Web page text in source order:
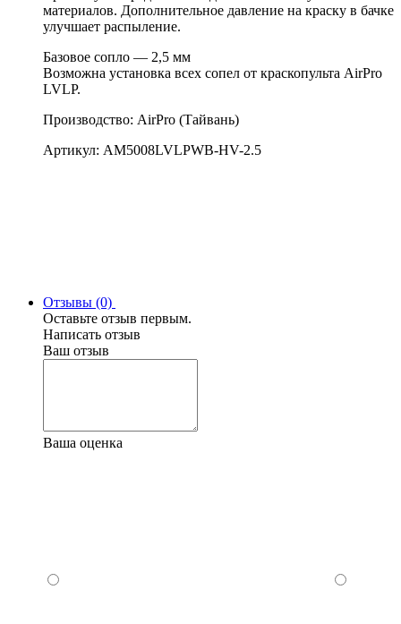
материалов. Дополнительное давление на краску в бачке
улучшает распыление.
Базовое сопло — 2,5 мм
Возможна установка всех сопел от краскопульта AirPro
LVLP.
Производство: AirPro (Тайвань)
Артикул: AM5008LVLPWB-HV-2.5
Отзывы (0)
Оставьте отзыв первым.
Написать отзыв
Ваш отзыв
Ваша оценка